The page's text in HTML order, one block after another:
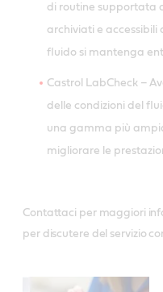
di routine supportata
archiviati e accessibili
fluido si mantenga
Castrol LabCheck –
delle condizioni del
una gamma più
migliorare le
Contattaci per maggiori
per discutere del servizio